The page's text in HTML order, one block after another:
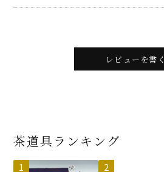
レビューを書く
茶道具ランキング